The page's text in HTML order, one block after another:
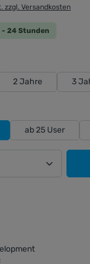
zzgl. Versandkosten
- 24 Stunden
2 Jahre 3
ab 25 User
Anzahl: Gib